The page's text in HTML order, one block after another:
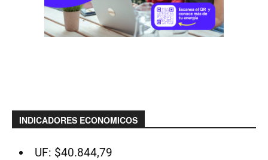
INDICADORES ECONOMICOS
UF: $40.844,79